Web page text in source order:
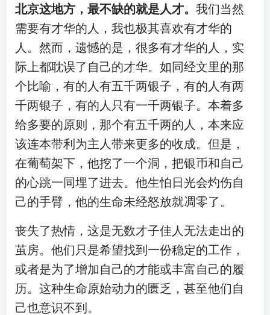
北京这地方，最不缺的就是人才。 我们当然
需要有才华的人，我也极其喜欢有才华的
人。然而，遗憾的是，很多有才华的人，实
际上都耽误了自己的才华。如同经文里的那
个比喻，有的人有五千两银子，有的人有两
千两银子，有的人只有一千两银子。本着多
给多要的原则，那个有五千两的人，本来应
该连本带利为主人带来更多的收成。但是，
在葡萄架下，他挖了一个洞，把银币和自己
的心跳一同埋了进去。他生怕日光会灼伤自
己的手臂，他的生命未经怒放就凋零了。
丧失了热情，这是无数才子佳人无法走出的
茧房。他们只是希望找到一份稳定的工作，
或者是为了增加自己的才能或丰富自己的履
历。这种生命原始动力的匮乏，甚至他们自
己也意识不到。